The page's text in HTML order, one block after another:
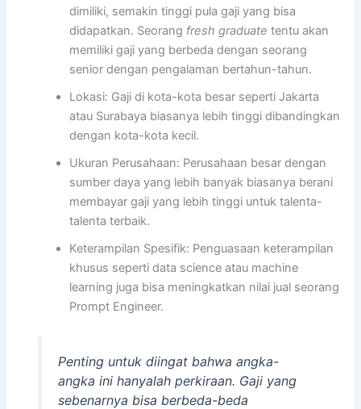
dimiliki, semakin tinggi pula gaji yang bisa
didapatkan. Seorang fresh graduate tentu akan
memiliki gaji yang berbeda dengan seorang
senior dengan pengalaman bertahun-tahun.
Lokasi: Gaji di kota-kota besar seperti Jakarta
atau Surabaya biasanya lebih tinggi dibandingkan
dengan kota-kota kecil.
Ukuran Perusahaan: Perusahaan besar dengan
sumber daya yang lebih banyak biasanya berani
membayar gaji yang lebih tinggi untuk talenta-
talenta terbaik.
Keterampilan Spesifik: Penguasaan keterampilan
khusus seperti data science atau machine
learning juga bisa meningkatkan nilai jual seorang
Prompt Engineer.
Penting untuk diingat bahwa angka-
angka ini hanyalah perkiraan. Gaji yang
sebenarnya bisa berbeda-beda